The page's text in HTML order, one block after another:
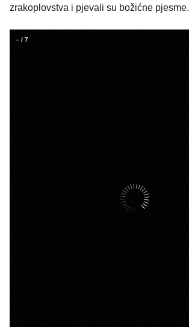
zrakoplovstva i pjevali su božićne pjesme.
– / 7